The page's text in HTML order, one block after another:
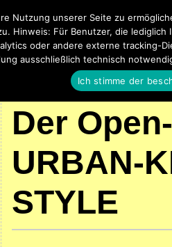
Bachata, Kizomba, Zouk und
SALSA UND
Der
URBAN-
STYLE
Nutzung unserer Seite zu
Hinweis: Für Benutzer, die
oder andere externe tracking-
ausschließlich technisch
Ich stimme der